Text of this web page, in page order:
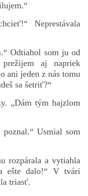
Neprestávala
Odtiahol som ju od
aj napriek
ani jeden z nás tomu
sa šetriť?“
„Dám tým hajzlom
Usmial som
rozpárala a vytiahla
ešte dalo!“ V tvári
triasť.